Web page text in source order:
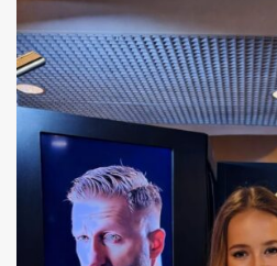
HOSTESSY ZŁOTE
OTWARCIE